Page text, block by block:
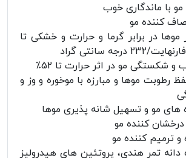
با ماندگاری خوب
کننده مو
در برابر گرما و حرارت و خشکی تا
مو در اثر حرارت تا 52٪
رطوبت موها و مبارزه با موخوره و وز و
های مو و تسهیل شانه پذیری موها
کننده مو
ترمیم کننده مو
تمر هندی، پروتئین های هیدرولیز